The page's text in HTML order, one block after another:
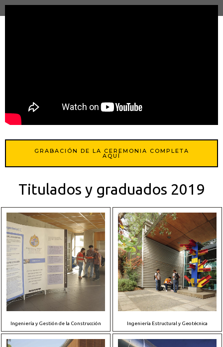
al
GRABACIÓN DE LA CEREMONIA COMPLETA
AQUÍ
Titulados y graduados 2019
Ingeniería y Gestión de la Construcción Ingeniería Estructural y Geotécnica